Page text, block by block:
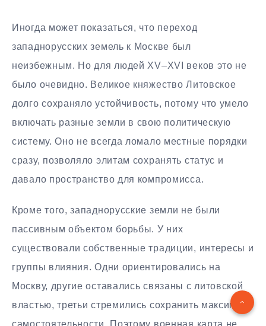
Иногда может показаться, что переход
западнорусских земель к Москве был
неизбежным. Но для людей XV–XVI веков это не
было очевидно. Великое княжество Литовское
долго сохраняло устойчивость, потому что умело
включать разные земли в свою политическую
систему. Оно не всегда ломало местные порядки
сразу, позволяло элитам сохранять статус и
давало пространство для компромисса.
Кроме того, западнорусские земли не были
пассивным объектом борьбы. У них
существовали собственные традиции, интересы и
группы влияния. Одни ориентировались на
Москву, другие оставались связаны с литовской
властью, третьи стремились сохранить максимум